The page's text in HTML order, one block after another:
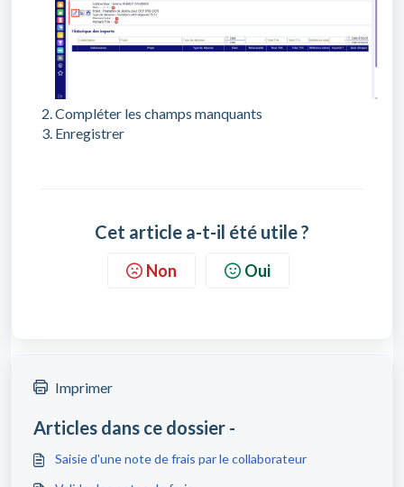
Compléter les champs manquants
Enregistrer
Cet article a-t-il été utile ?
Non Oui
Imprimer
Articles dans ce dossier -
Saisie d'une note de frais par le collaborateur